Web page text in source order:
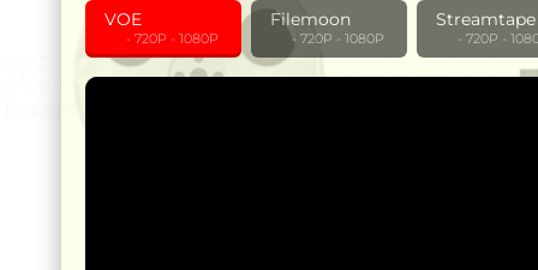
VOE
‎ ‎ ‎ ‎ ‎ ‎ - 720P - 1080P
Filemoon
‎ ‎ ‎ ‎ ‎ ‎ - 720P - 1080P
Streamtape
- 720P -